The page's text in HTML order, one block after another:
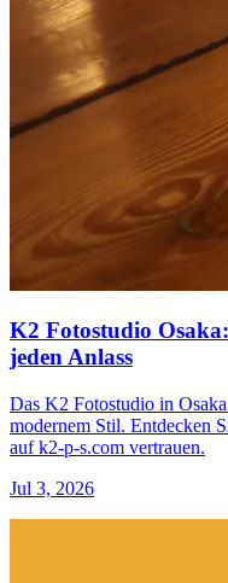
K2 Fotostudio
jeden Anlass
Das K2 Fotostudio in
modernem Stil. Entdecken
auf k2-p-s.com vertrauen.
Jul 3, 2026